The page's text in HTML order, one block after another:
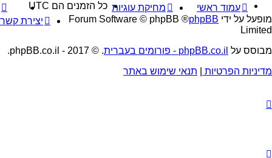
עמוד ראשי כל הזמנים הם UTC
מחיקת עוגיות
יצירת קשר
מופעל על ידי phpBB
® Forum Software © phpBB
Limited
מבוסס על phpBB.co.il - פורומים בעברית
. © 2017 - phpBB.co.il.
מדיניות הפרטיות
תנאי שימוש באתר